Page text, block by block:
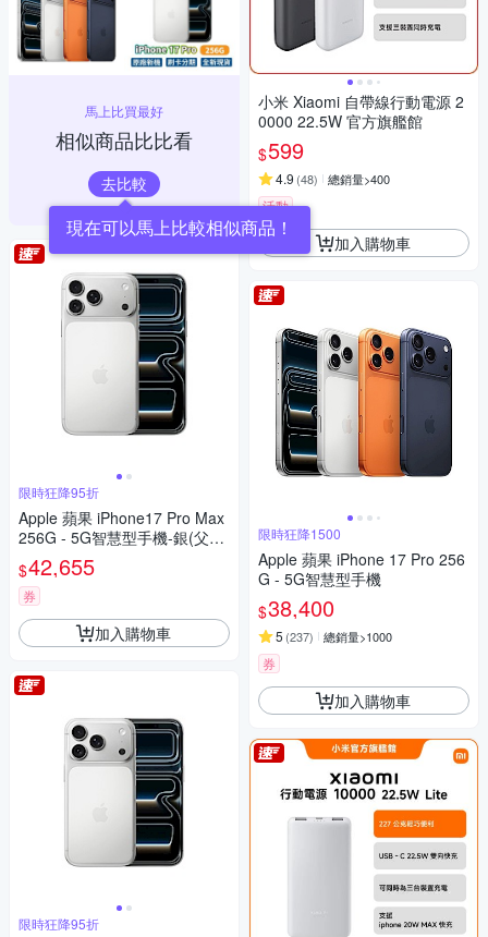
馬上比買最好
相似商品比比看
去比較
限時狂降95折
Apple 蘋果 iPhone17 Pro Max
256G - 5G智慧型手機-銀(父親
節限定）
$42,655
券
加入購物車
限時狂降95折
小米 Xiaomi 自帶線行動電源 2
0000 22.5W 官方旗艦館
$599
4.9 (48) 總銷量>400
活動
加入購物車
限時狂降1500
Apple 蘋果 iPhone 17 Pro 256
G - 5G智慧型手機
$38,400
5 (237) 總銷量>1000
券
加入購物車